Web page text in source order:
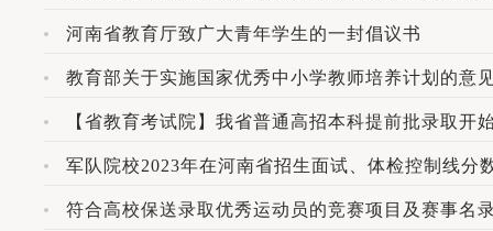
河南省教育厅致广大青年学生的一封倡议书
教育部关于实施国家优秀中小学教师培养计划的意
【省教育考试院】我省普通高招本科提前批录取开
军队院校2023年在河南省招生面试、体检控制线分
符合高校保送录取优秀运动员的竞赛项目及赛事名